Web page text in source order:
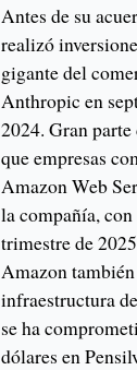
Antes de su
realizó
gigante del
Anthropic en
2024. Gran
que empresas
Amazon Web
la compañía,
trimestre de
Amazon
infraestructura
se ha
dólares en